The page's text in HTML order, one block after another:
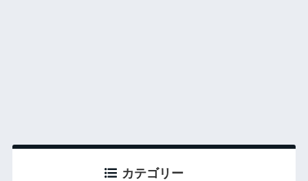
カテゴリー